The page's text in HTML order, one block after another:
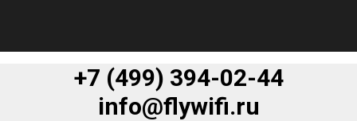
+7 (499) 394-02-44
info@flywifi.ru